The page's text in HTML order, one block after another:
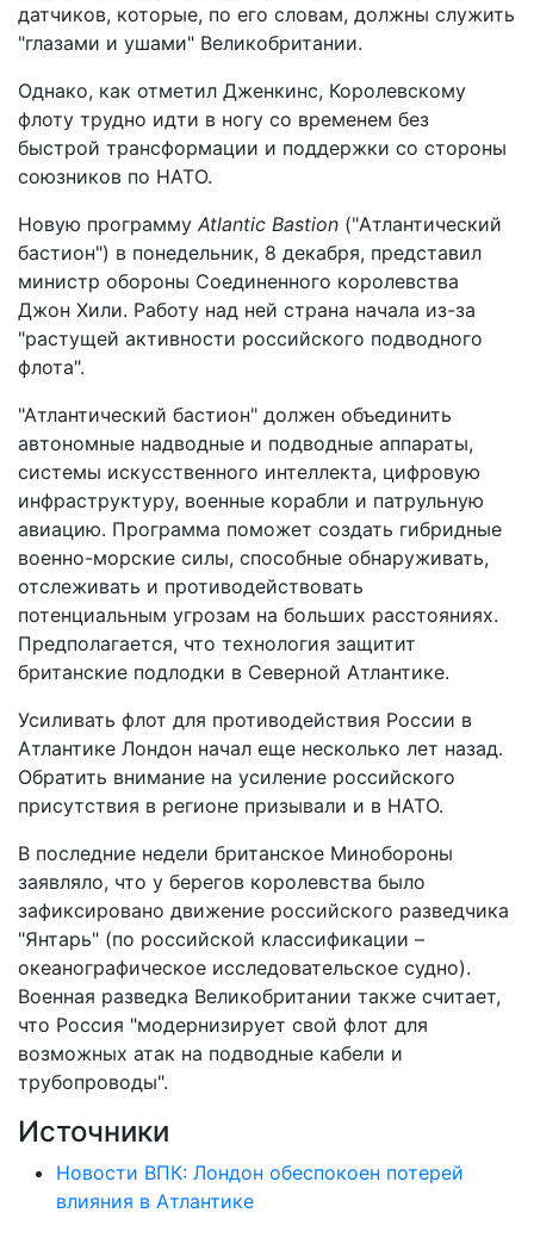
датчиков, которые, по его словам, должны служить
"глазами и ушами" Великобритании.
Однако, как отметил Дженкинс, Королевскому
флоту трудно идти в ногу со временем без
быстрой трансформации и поддержки со стороны
союзников по НАТО.
Новую программу Atlantic Bastion ("Атлантический
бастион") в понедельник, 8 декабря, представил
министр обороны Соединенного королевства
Джон Хили. Работу над ней страна начала из-за
"растущей активности российского подводного
флота".
"Атлантический бастион" должен объединить
автономные надводные и подводные аппараты,
системы искусственного интеллекта, цифровую
инфраструктуру, военные корабли и патрульную
авиацию. Программа поможет создать гибридные
военно-морские силы, способные обнаруживать,
отслеживать и противодействовать
потенциальным угрозам на больших расстояниях.
Предполагается, что технология защитит
британские подлодки в Северной Атлантике.
Усиливать флот для противодействия России в
Атлантике Лондон начал еще несколько лет назад.
Обратить внимание на усиление российского
присутствия в регионе призывали и в НАТО.
В последние недели британское Минобороны
заявляло, что у берегов королевства было
зафиксировано движение российского разведчика
"Янтарь" (по российской классификации –
океанографическое исследовательское судно).
Военная разведка Великобритании также считает,
что Россия "модернизирует свой флот для
возможных атак на подводные кабели и
трубопроводы".
Источники
Новости ВПК: Лондон обеспокоен потерей
влияния в Атлантике